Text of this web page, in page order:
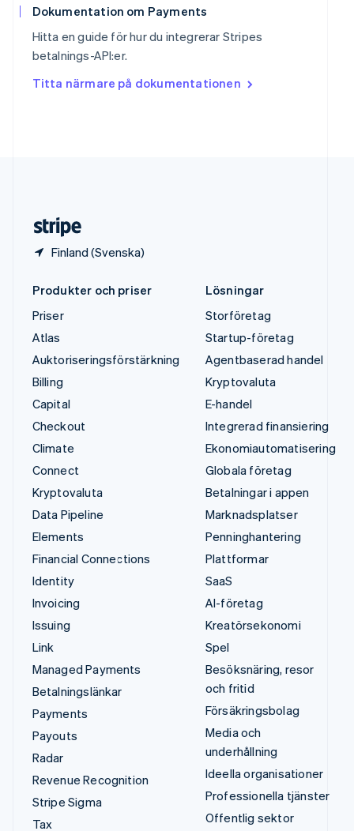
Dokumentation om Payments
Hitta en guide för hur du integrerar Stripes
betalnings-API:er.
Titta närmare på dokumentationen
Finland (Svenska)
Sverige
Thailand
ไทยEnglish
English
Produkter och priser
Priser
Atlas
Auktoriseringsförstärkning
Billing
Capital
Checkout
Climate
Connect
Kryptovaluta
Data Pipeline
Elements
Financial Connections
Identity
Invoicing
Issuing
Link
Managed Payments
Betalningslänkar
Payments
Payouts
Radar
Revenue Recognition
Stripe Sigma
Tax
Lösningar
Storföretag
Startup-företag
Agentbaserad handel
Kryptovaluta
E-handel
Integrerad finansiering
Ekonomiautomatisering
Globala företag
Betalningar i appen
Marknadsplatser
Penninghantering
Plattformar
SaaS
AI-företag
Kreatörsekonomi
Spel
Besöksnäring, resor
och fritid
Försäkringsbolag
Media och
underhållning
Ideella organisationer
Professionella tjänster
Offentlig sektor